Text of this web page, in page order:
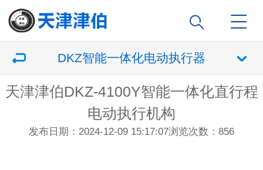
DKZ智能一体化电动执行器
天津津伯DKZ-4100Y智能一体化直行程
电动执行机构
发布日期：2024-12-09 15:17:07浏览次数： 856